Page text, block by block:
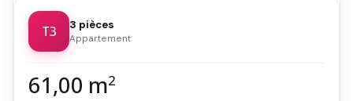
T3 3 pièces
Appartement
61,00 m2